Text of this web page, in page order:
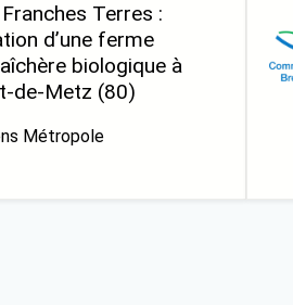
Terres :
d’une ferme
biologique à
de-Metz (80)
Métropole